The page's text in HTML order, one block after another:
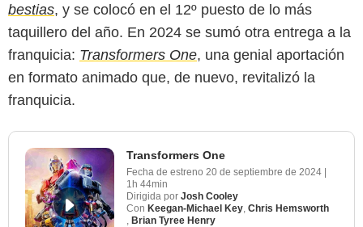
bestias, y se colocó en el 12º puesto de lo más
taquillero del año. En 2024 se sumó otra entrega a la
franquicia: Transformers One, una genial aportación
en formato animado que, de nuevo, revitalizó la
franquicia.
Transformers One
Fecha de estreno 20 de septiembre de 2024 |
1h 44min
Dirigida por Josh Cooley
Con Keegan-Michael Key Chris Hemsworth
Brian Tyree Henry